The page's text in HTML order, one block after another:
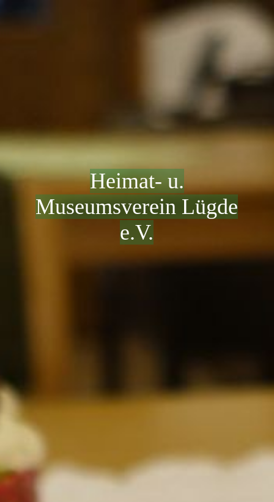
Heimat- u.
Museumsverein Lügde
e.V.